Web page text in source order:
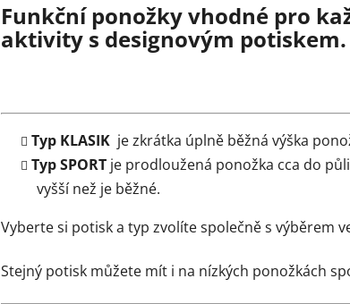
Funkční ponožky vhodné pro
aktivity s designovým potiskem.
Typ KLASIK je zkrátka úplně běžná výška
Typ SPORT je prodloužená ponožka cca do
vyšší než je běžné.
Vyberte si potisk a typ zvolíte společně s výběrem
Stejný potisk můžete mít i na nízkých ponožkách